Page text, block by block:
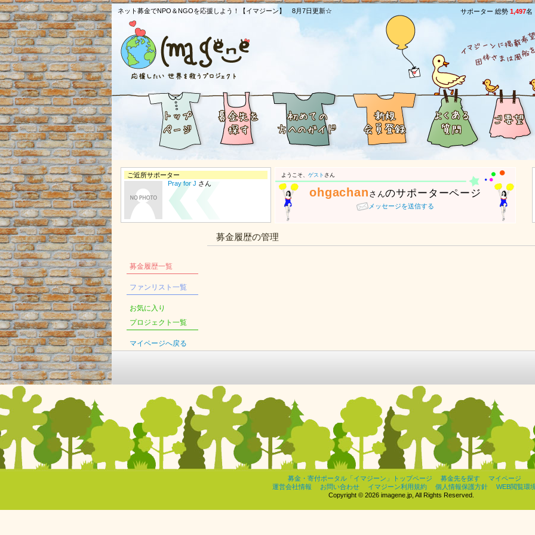
ネット募金でNPO＆NGOを応援しよう！【イマジーン】 8月7日更新☆ サポーター 総勢 1,497名
ご近所サポーター
Pray for J さん
ようこそ、 ゲスト さん
ohgachan さんのサポーターページ
メッセージを送信する
募金履歴一覧
ファンリスト一覧
お気に入り
プロジェクト一覧
マイページへ戻る
募金履歴の管理
募金・寄付ポータル「イマジーン」トップページ 募金先を探す
マイページ
運営会社情報
お問い合わせ イマジーン利用規約 個人情報保護方針
WEB閲覧環
Copyright © 2026 imagene.jp, All Rights Reserved.